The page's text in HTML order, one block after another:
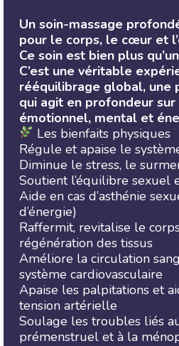
Un soin-massage
pour le corps, le cœur et
Ce soin est bien plus
C’est une véritable
rééquilibrage global, une
qui agit en profondeur
émotionnel, mental et
Les bienfaits physiques
Régule et apaise le
Diminue le stress, le
Soutient l’équilibre sexuel
Aide en cas d’asthénie
d’énergie)
Raffermit, revitalise le
régénération des tissus
Améliore la circulation
système cardiovasculaire
Apaise les palpitations et
tension artérielle
Soulage les troubles liés
prémenstruel et à la